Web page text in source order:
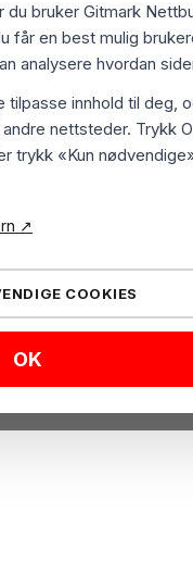
bruker Gitmark
får en best mulig
analysere hvordan
innhold til deg,
nettsteder. Trykk
trykk «Kun
↗
COOKIES
OK